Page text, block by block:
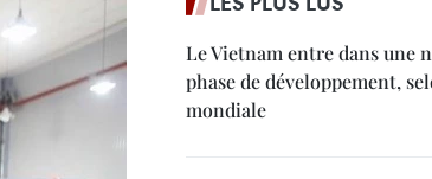
Le Vietnam entre dans une
phase de développement,
mondiale